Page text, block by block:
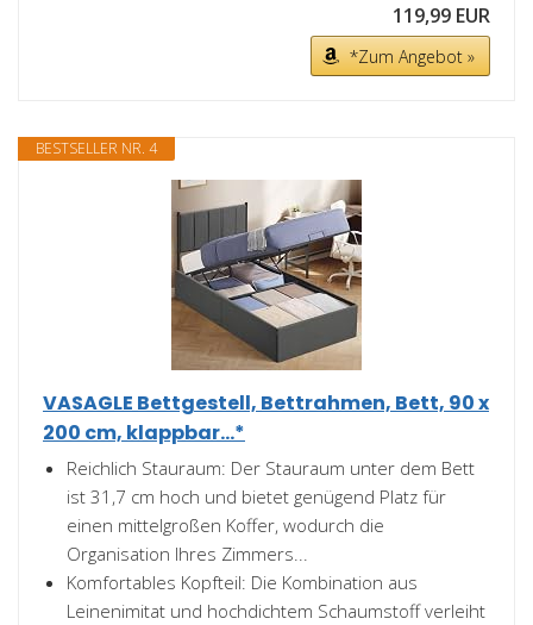
119,99 EUR
*Zum Angebot »
BESTSELLER NR. 4
VASAGLE Bettgestell, Bettrahmen, Bett, 90 x
200 cm, klappbar...*
Reichlich Stauraum: Der Stauraum unter dem Bett
ist 31,7 cm hoch und bietet genügend Platz für
einen mittelgroßen Koffer, wodurch die
Organisation Ihres Zimmers...
Komfortables Kopfteil: Die Kombination aus
Leinenimitat und hochdichtem Schaumstoff verleiht